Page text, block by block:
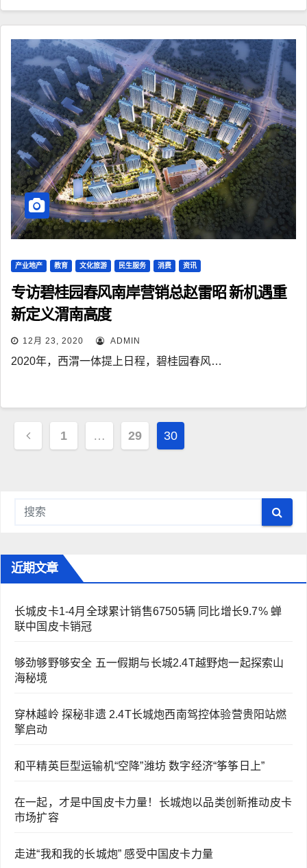
产业地产 教育 文化旅游 民生服务 消费 资讯
专访碧桂园春风南岸营销总赵雷昭 新机遇重
新定义渭南高度
12月 23, 2020 ADMIN
2020年，西渭一体提上日程，碧桂园春风…
文
航
1 … 29 30
近期文章
长城皮卡1-4月全球累计销售67505辆 同比增长9.7% 蝉
联中国皮卡销冠
够劲够野够安全 五一假期与长城2.4T越野炮一起探索山
海秘境
穿林越岭 探秘非遗 2.4T长城炮西南驾控体验营贵阳站燃
擎启动
和平精英巨型运输机“空降”潍坊 数字经济“筝筝日上”
在一起，才是中国皮卡力量！长城炮以品类创新推动皮卡
市场扩容
走进“我和我的长城炮” 感受中国皮卡力量